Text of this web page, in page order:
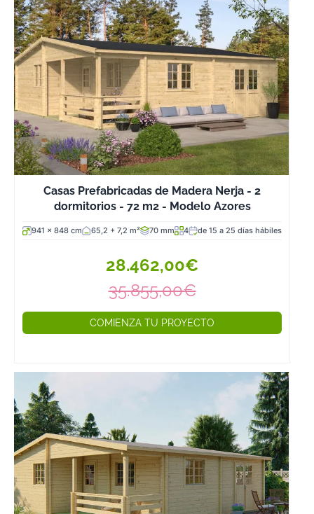
Casas Prefabricadas de Madera Nerja - 2
dormitorios - 72 m2 - Modelo Azores
941 x 848 cm 65,2 + 7,2 m² 70 mm 4 de 15 a 25 días hábiles
28.462,00€
35.855,00€
COMIENZA TU PROYECTO